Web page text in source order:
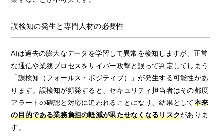
誤検知の発生と専門人材の必要性
AIは過去の膨大なデータを学習して異常を検知しますが、正常
な通信や業務プロセスをサイバー攻撃と誤って判定してしまう
「誤検知（フォールス・ポジティブ）」が発生する可能性があ
ります。誤検知が頻発すると、セキュリティ担当者はその都度
アラートの確認と対応に追われることになり、結果として本来
の目的である業務負担の軽減が果たせなくなるリスクがありま
す。